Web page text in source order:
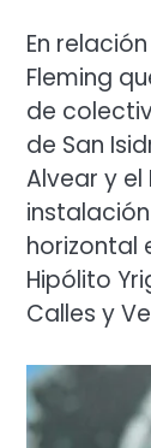
En
Fleming
de
de San
Alvear y el
horizontal
Hipólito
Calles y